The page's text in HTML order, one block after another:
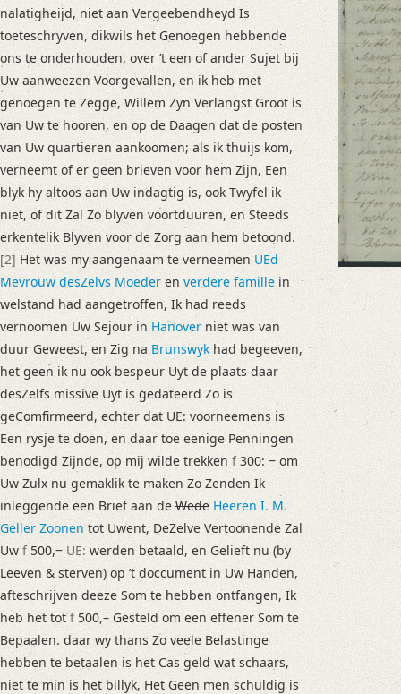
Language
Dutch
Editors
Hoenen, Armin
Liuzzo, David
Pheiff, Jeffrey
Sijs, Nicoline van der
Steinbrink, Gesa
Varwig, Olivia
nalatigheijd, niet aan Vergeebendheyd Is
toeteschryven, dikwils het Genoegen hebbende
ons te onderhouden, over ’t een of ander Sujet bij
Uw aanweezen Voorgevallen, en ik heb met
genoegen te Zegge, Willem Zyn Verlangst Groot is
van Uw te hooren, en op de Daagen dat de posten
van Uw quartieren aankoomen; als ik thuijs kom,
verneemt of er geen brieven voor hem Zijn, Een
blyk hy altoos aan Uw indagtig is, ook Twyfel ik
niet, of dit Zal Zo blyven voortduuren, en Steeds
erkentelik Blyven voor de Zorg aan hem betoond.
[2] Het was my aangenaam te verneemen UEd
Mevrouw desZelvs Moeder en verdere famille in
welstand had aangetroffen, Ik had reeds
vernoomen Uw Sejour in Hanover niet was van
duur Geweest, en Zig na Brunswykhad begeeven,
het geen ik nu ook bespeur Uyt de plaats daar
desZelfs missive Uyt is gedateerd Zo is
geComfirmeerd, echter dat UE: voorneemens is
Een rysje te doen, en daar toe eenige Penningen
benodigd Zijnde, op mij wilde trekken f300: ‒ om
Uw Zulx nu gemaklik te maken Zo Zenden Ik
inleggende een Brief aan de Wede Heeren I. M.
Geller Zoonen tot Uwent, DeZelve Vertoonende Zal
Uw f500,‒ UE: werden betaald, en Gelieft nu (by
Leeven & sterven) op ’t doccument in Uw Handen,
afteschrijven deeze Som te hebben ontfangen, Ik
heb het totf500,– Gesteld om een effener Som te
Bepaalen. daar wy thans Zo veele Belastinge
hebben te betaalen is het Cas geld wat schaars,
niet te min is het billyk, Het Geen men schuldig is